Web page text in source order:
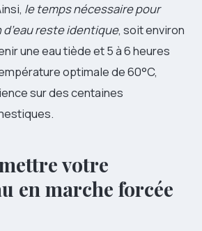
le temps nécessaire pour
reste identique, soit environ
une eau tiède et 5 à 6 heures
optimale de 60°C,
sur des centaines
votre
en marche forcée